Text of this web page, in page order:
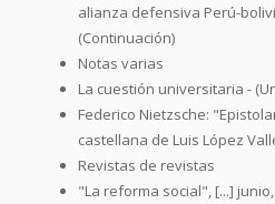
alianza defensiva Perú-
(Continuación)
Notas varias
La cuestión universitaria -
Federico Nietzsche:
castellana de Luis López
Revistas de revistas
"La reforma social", [...]